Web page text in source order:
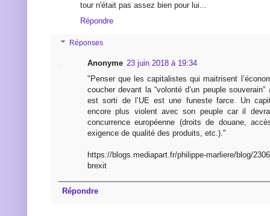
tour n'était pas assez bien pour lui...
Répondre
Réponses
Anonyme 23 juin 2018 à 19:34
"Penser que les capitalistes qui maitrisent
coucher devant la “volonté d’un peuple
est sorti de l’UE est une funeste farce. Un
encore plus violent avec son peuple car il
concurrence européenne (droits de douane,
exigence de qualité des produits, etc.)."
https://blogs.mediapart.fr/philippe-marliere/blog/
brexit
Répondre